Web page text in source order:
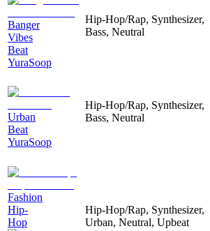
Banger
Vibes
Beat
YuraSoop
Hip-Hop/Rap, Synthesizer,
Bass, Neutral
Urban
Beat
YuraSoop
Hip-Hop/Rap, Synthesizer,
Bass, Neutral
Fashion
Hip-
Hop
Hip-Hop/Rap, Synthesizer,
Urban, Neutral, Upbeat